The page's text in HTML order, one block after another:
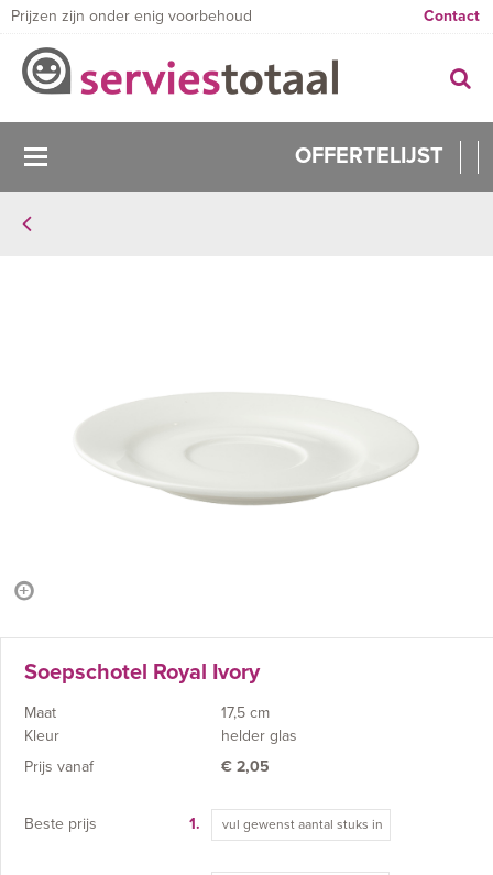
Prijzen zijn onder enig voorbehoud Contact
OFFERTELIJST
Soepschotel Royal Ivory
Maat
17,5 cm
Kleur
helder glas
Prijs vanaf
€ 2,05
Beste prijs 1.